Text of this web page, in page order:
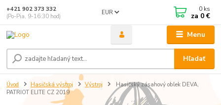
Menu
EUR
Hľadať
+421 902 373 332
(Po-Pia, 9-16:30 hod)
0 ks
za 0 €
Úvod Hasičská výstroj Výstroj
Hasičský zásahový oblek DEVA,
PATRIOT ELITE CZ 2019